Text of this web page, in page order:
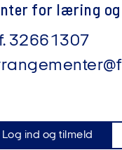
for læring
32661307
Log ind og tilmeld